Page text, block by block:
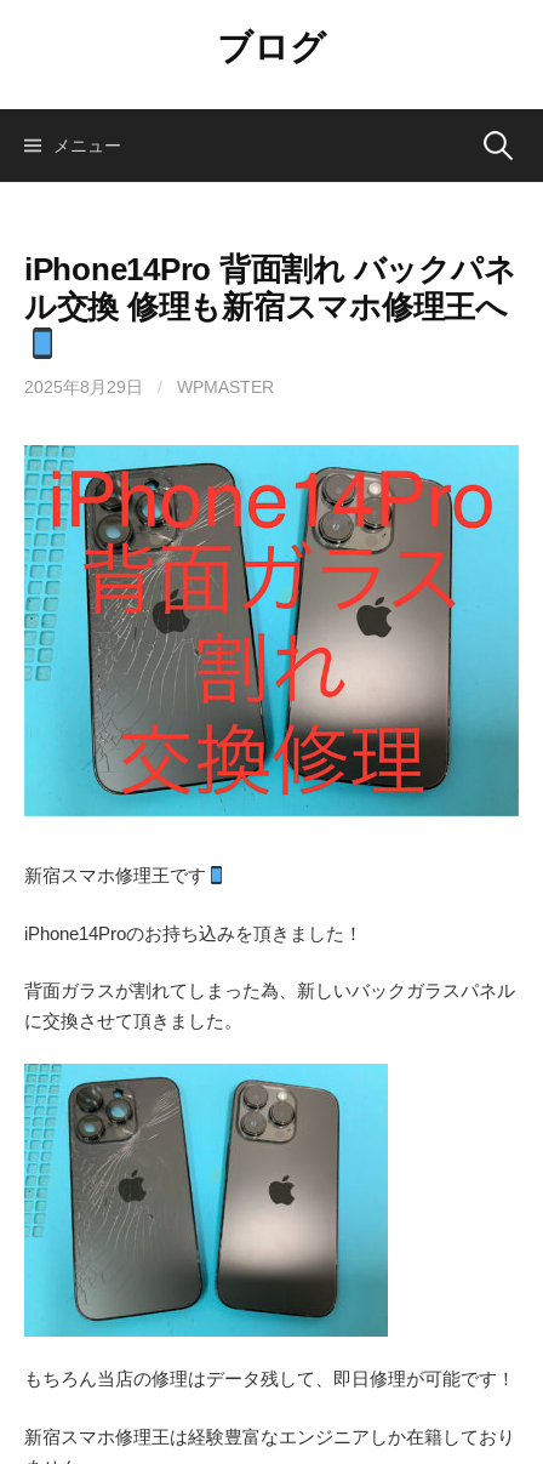
ン
ブログ
メニュー 検
iPhone14Pro 背面割れ バックパネ
ル交換 修理も新宿スマホ修理王へ
2025年8月29日 / WPMASTER
新宿スマホ修理王です
iPhone14Proのお持ち込みを頂きました！
背面ガラスが割れてしまった為、新しいバックガラスパネル
に交換させて頂きました。
もちろん当店の修理はデータ残して、即日修理が可能です！
新宿スマホ修理王は経験豊富なエンジニアしか在籍しており